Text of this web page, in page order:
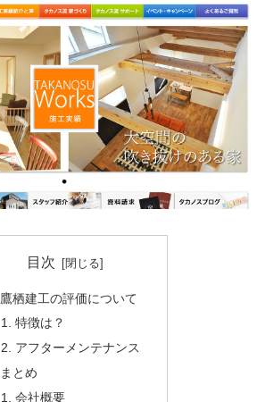
目次
鷹栖建工の評価について
特徴は？
アフターメンテナンス
まとめ
会社概要